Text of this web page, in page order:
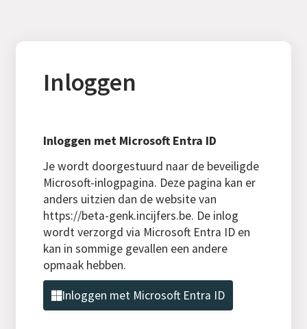
Inloggen
Inloggen met Microsoft Entra ID
Je wordt doorgestuurd naar de beveiligde
Microsoft-inlogpagina. Deze pagina kan er
anders uitzien dan de website van
https://beta-genk.incijfers.be. De inlog
wordt verzorgd via Microsoft Entra ID en
kan in sommige gevallen een andere
opmaak hebben.
Inloggen met Microsoft Entra ID